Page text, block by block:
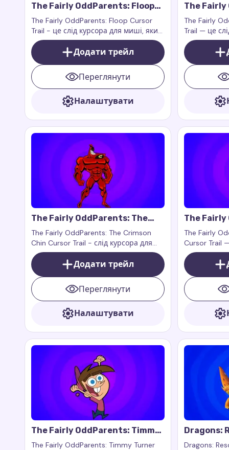
The Fairly OddParents: Floop
Cursor Trail
The Fairly OddParents: Floop Cursor
Trail - це слід курсора для миші, який
додає грайливий і фантастичний
стиль до вашого браузера
Додати трейл
Переглянути
Налаштувати
The Fairly
Cursor
The Fairly
Trail — це
який додає
чарівності,
властивих
культового
The Fairly OddParents: The
Crimson Chin Cursor Trail
The Fairly OddParents: The Crimson
Chin Cursor Trail - слід курсора для
миші, який додає героїчний стиль і
нотку супергеройської харизми до
вашого браузера.
Додати трейл
Переглянути
Налаштувати
The Fairly
Crocker
The Fairly
Cursor Trail
миші, який
браузера
трохи
натхненний
містером
працює з
Chrome і
веб-
The Fairly OddParents: Timmy
Turner Cursor Trail
The Fairly OddParents: Timmy Turner
Dragons:
Zeppla
Dragons: